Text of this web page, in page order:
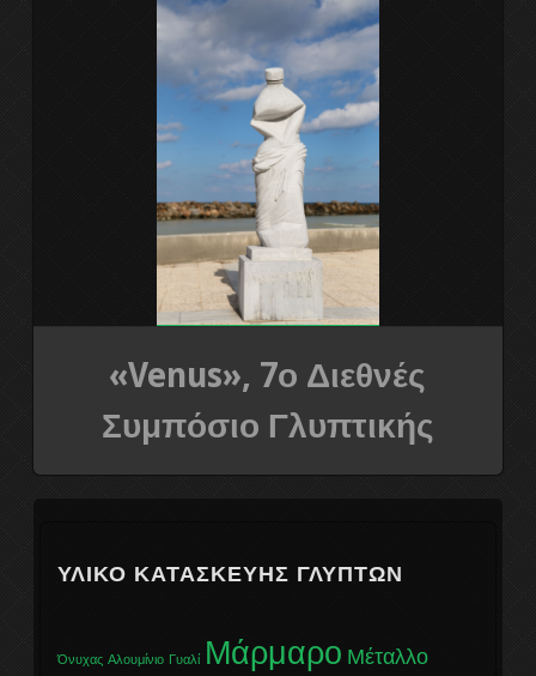
Διεθνές συμπ. γλυπτικής 2011
6ο Διεθνές συμπόσιο γλυπτικής
7ο Διεθνές συμπόσιο γλυπτικής
8ο Διεθνές συμπόσιο γλυπτικής
9ο Διεθνές συμπόσιο γλυπτικής
Η ΟΜΑΔΑ«Venus», 7ο Διεθνές
Συμπόσιο Γλυπτικής
ΥΛΙΚΌ ΚΑΤΑΣΚΕΥΉΣ ΓΛΥΠΤΏΝ
Όνυχας Αλουμίνιο Γυαλί Μάρμαρο Μέταλλο